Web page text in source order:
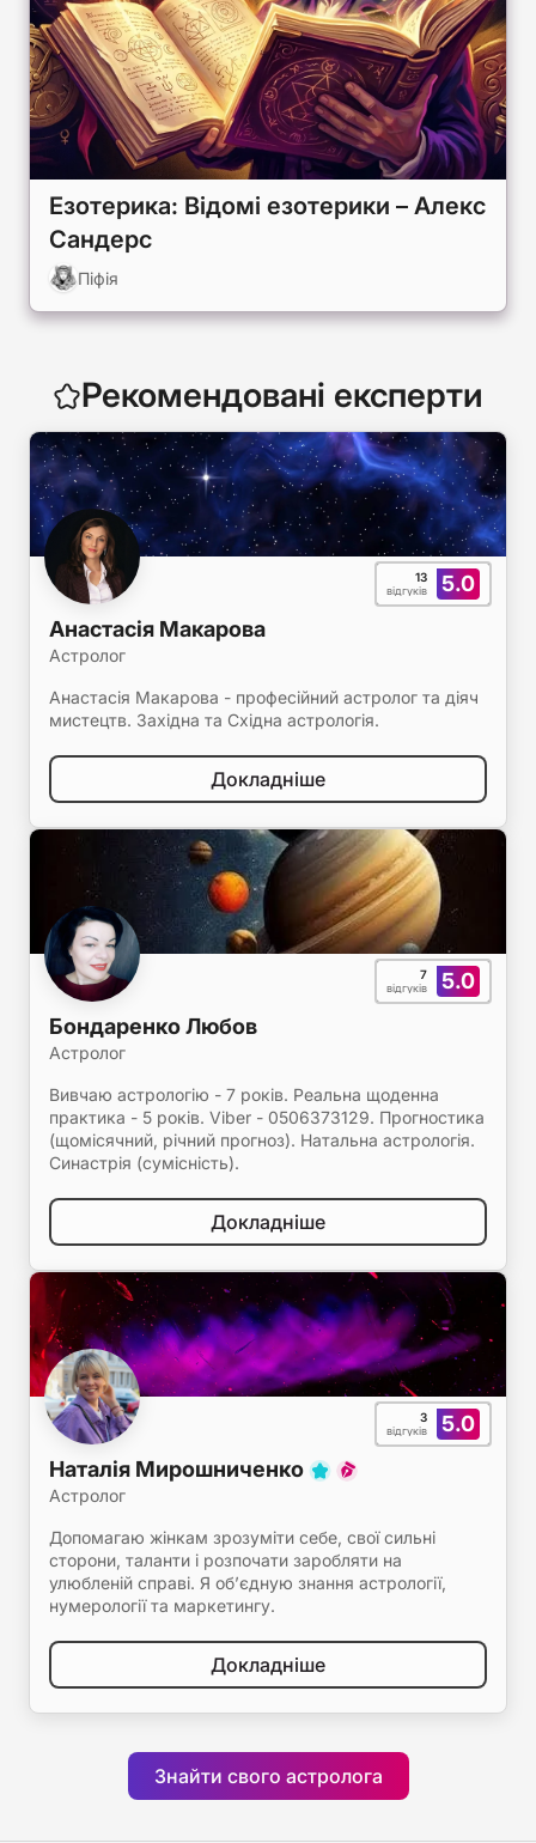
Езотерика: Відомі езотерики – Алекс
Сандерс
Піфія
Рекомендовані експерти
5.0
13
відгуків
Анастасія Макарова
Астролог
Анастасія Макарова - професійний астролог та діяч
мистецтв. Західна та Східна астрологія.
Докладніше
5.0
7
відгуків
Бондаренко Любов
Астролог
Вивчаю астрологію - 7 років. Реальна щоденна
практика - 5 років. Viber - 0506373129. Прогностика
(щомісячний, річний прогноз). Натальна астрологія.
Синастрія (сумісність).
Докладніше
5.0
3
відгуків
Наталія Мирошниченко
Астролог
Допомагаю жінкам зрозуміти себе, свої сильні
сторони, таланти і розпочати заробляти на
улюбленій справі. Я об’єдную знання астрології,
нумерології та маркетингу.
Докладніше
Знайти свого астролога